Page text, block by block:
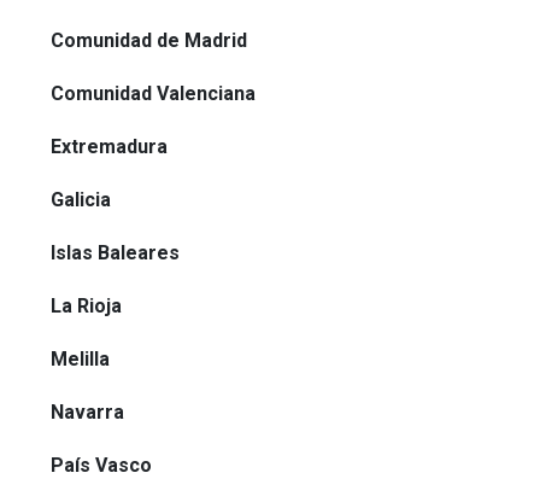
Comunidad de Madrid
Comunidad Valenciana
Extremadura
Galicia
Islas Baleares
La Rioja
Melilla
Navarra
País Vasco